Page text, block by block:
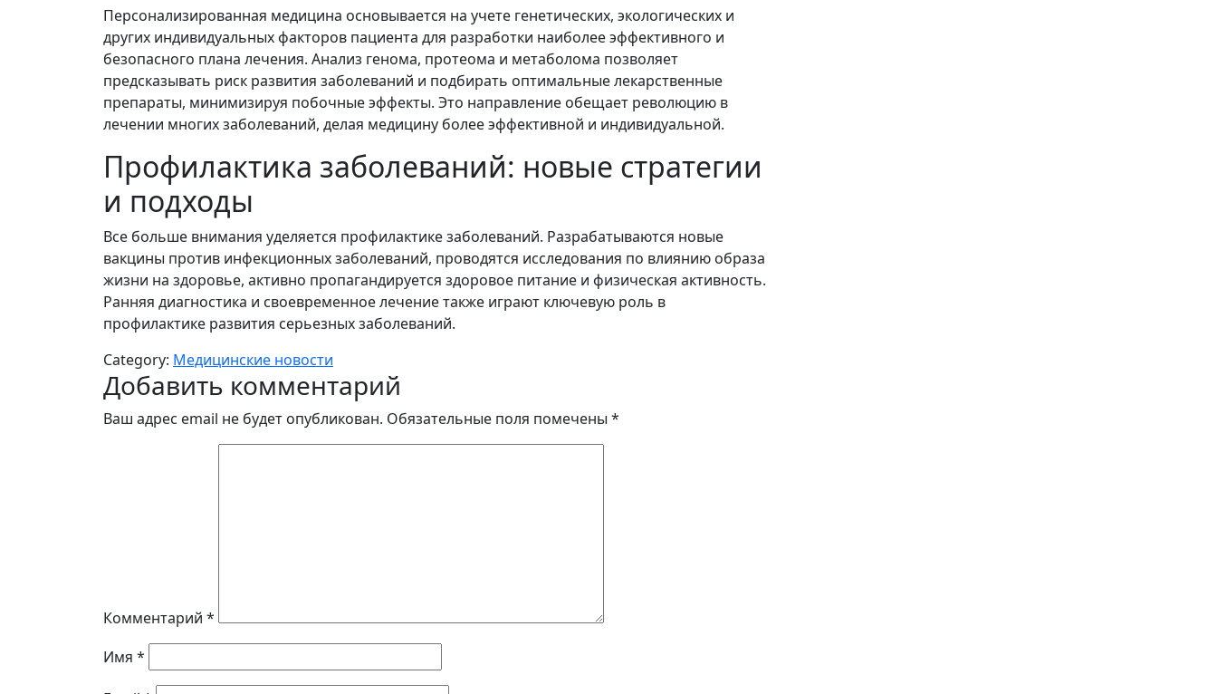
Персонализированная медицина основывается на учете генетических, экологических и
других индивидуальных факторов пациента для разработки наиболее эффективного и
безопасного плана лечения. Анализ генома, протеома и метаболома позволяет
предсказывать риск развития заболеваний и подбирать оптимальные лекарственные
препараты, минимизируя побочные эффекты. Это направление обещает революцию в
лечении многих заболеваний, делая медицину более эффективной и индивидуальной.
Профилактика заболеваний: новые стратегии
и подходы
Все больше внимания уделяется профилактике заболеваний. Разрабатываются новые
вакцины против инфекционных заболеваний, проводятся исследования по влиянию образа
жизни на здоровье, активно пропагандируется здоровое питание и физическая активность.
Ранняя диагностика и своевременное лечение также играют ключевую роль в
профилактике развития серьезных заболеваний.
Category: Медицинские новости
Добавить комментарий
Ваш адрес email не будет опубликован. Обязательные поля помечены *
Комментарий *
Имя *